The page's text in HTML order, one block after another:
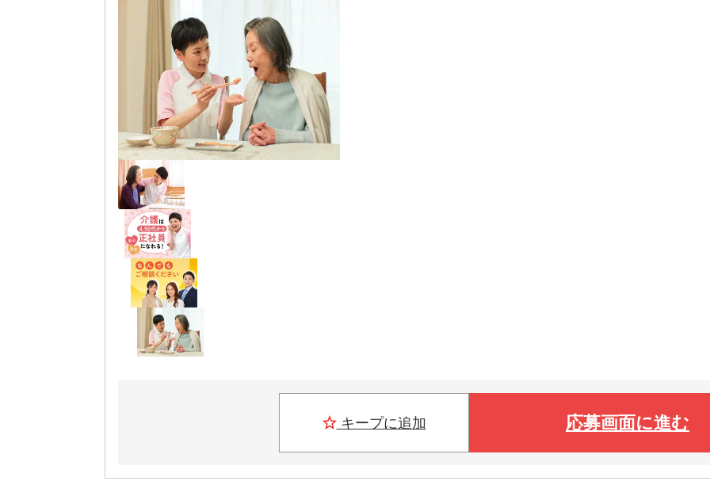
キープに追加 応募画面に進む